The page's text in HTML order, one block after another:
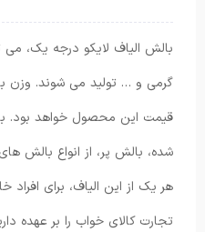
گرمی و … تولید می شوند. وزن
قیمت این محصول خواهد بود.
شده، بالش پر، از انواع بالش
هر یک از این الیاف، برای
تجارت کالای خواب را بر عهده